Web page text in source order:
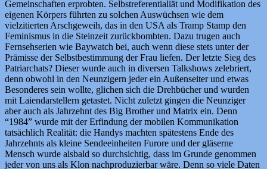
Gemeinschaften erprobten. Selbstreferentialiät und Modifikation des
eigenen Körpers führten zu solchen Auswüchsen wie dem
vielzitierten Arschgeweih, das in den USA als Tramp Stamp den
Feminismus in die Steinzeit zurückbombten. Dazu trugen auch
Fernsehserien wie Baywatch bei, auch wenn diese stets unter der
Prämisse der Selbstbestimmung der Frau liefen. Der letzte Sieg des
Patriarchats? Dieser wurde auch in diversen Talkshows zelebriert,
denn obwohl in den Neunzigern jeder ein Außenseiter und etwas
Besonderes sein wollte, glichen sich die Drehbücher und wurden
mit Laiendarstellern getastet. Nicht zuletzt gingen die Neunziger
aber auch als Jahrzehnt des Big Brother und Matrix ein. Denn
“1984” wurde mit der Erfindung der mobilen Kommunikation
tatsächlich Realität: die Handys machten spätestens Ende des
Jahrzehnts als kleine Sendeeinheiten Furore und der gläserne
Mensch wurde alsbald so durchsichtig, dass im Grunde genommen
jeder von uns als Klon nachproduzierbar wäre. Denn so viele Daten